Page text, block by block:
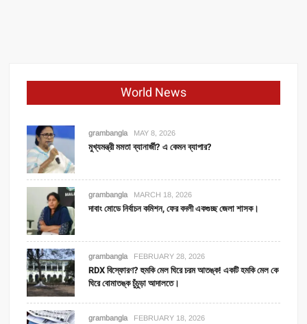
আমাদের
বললেন
চন্দ্রিমা।
World News
grambangla MAY 8, 2026
মুখ্যমন্ত্রী মমতা ব্যানার্জী? এ কেমন ব্যাপার?
grambangla MARCH 18, 2026
দাবাং মোডে নির্বাচন কমিশন, ফের বদলী একগুচ্ছ জেলা শাসক।
grambangla FEBRUARY 28, 2026
RDX বিস্ফোরণ? হুমকি মেল ঘিরে চরম আতঙ্ক! একটি হমকি মেল কে
ঘিরে বোমাতঙ্ক চুঁচুড়া আদালতে।
grambangla FEBRUARY 18, 2026